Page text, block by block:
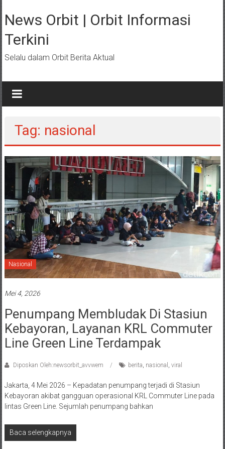
ke
konten
News Orbit | Orbit Informasi
Terkini
Selalu dalam Orbit Berita Aktual
Tag: nasional
Nasional
Mei 4, 2026
Penumpang Membludak Di Stasiun
Kebayoran, Layanan KRL Commuter
Line Green Line Terdampak
Diposkan Oleh:newsorbit_avvwem berita nasional viral
Jakarta, 4 Mei 2026 – Kepadatan penumpang terjadi di Stasiun
Kebayoran akibat gangguan operasional KRL Commuter Line pada
lintas Green Line. Sejumlah penumpang bahkan
Baca selengkapnya